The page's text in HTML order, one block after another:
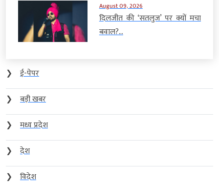
August 09, 2026
दिलजीत की ‘सतलुज’ पर क्यों मचा
बवाल?...
❯
ई-पेपर
❯
बड़ी खबर
❯
मध्य प्रदेश
❯
देश
❯
विदेश